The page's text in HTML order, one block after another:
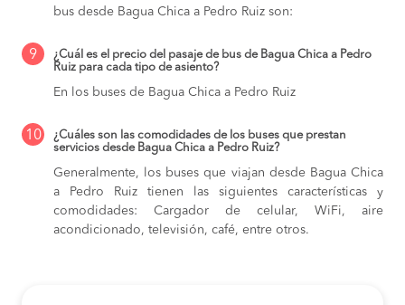
bus desde Bagua Chica a Pedro Ruiz son:
9
¿Cuál es el precio del pasaje de bus de Bagua Chica a Pedro
Ruiz para cada tipo de asiento?
En los buses de Bagua Chica a Pedro Ruiz
10
¿Cuáles son las comodidades de los buses que prestan
servicios desde Bagua Chica a Pedro Ruiz?
Generalmente, los buses que viajan desde Bagua Chica
a Pedro Ruiz tienen las siguientes características y
comodidades: Cargador de celular, WiFi, aire
acondicionado, televisión, café, entre otros.